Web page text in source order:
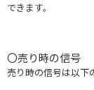
できます。
〇売り時の信号
売り時の信号は以下